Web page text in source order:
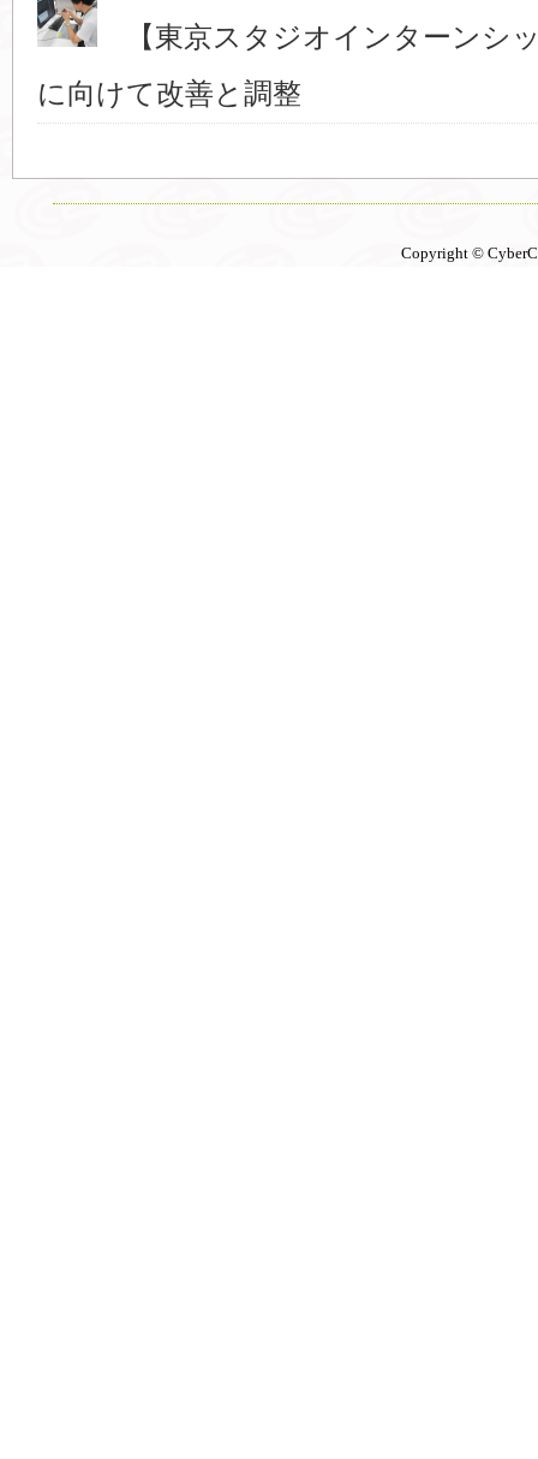
【東京スタジオインターンシ
に向けて改善と調整
Copyright ©